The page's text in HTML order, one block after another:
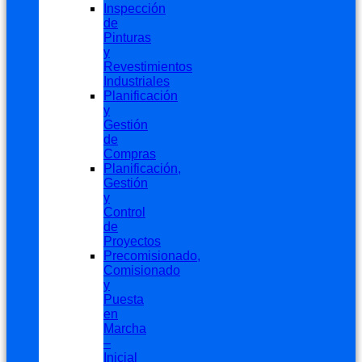
Inspección
de
Pinturas
y
Revestimientos
Industriales
Planificación
y
Gestión
de
Compras
Planificación,
Gestión
y
Control
de
Proyectos
Precomisionado,
Comisionado
y
Puesta
en
Marcha
–
Inicial